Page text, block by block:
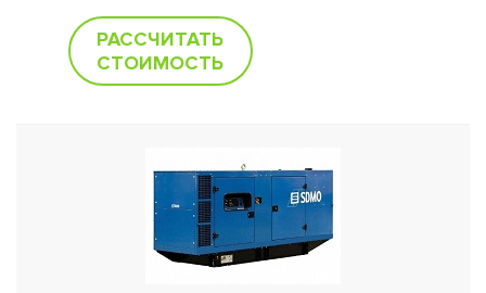
РАССЧИТАТЬ
СТОИМОСТЬ